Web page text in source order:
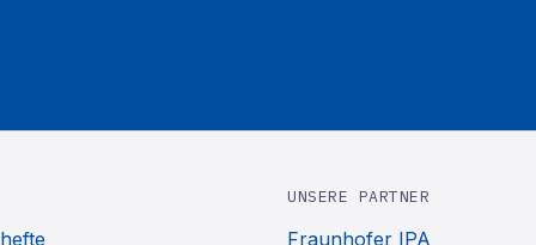
UNSERE PARTNER
Fraunhofer IPA